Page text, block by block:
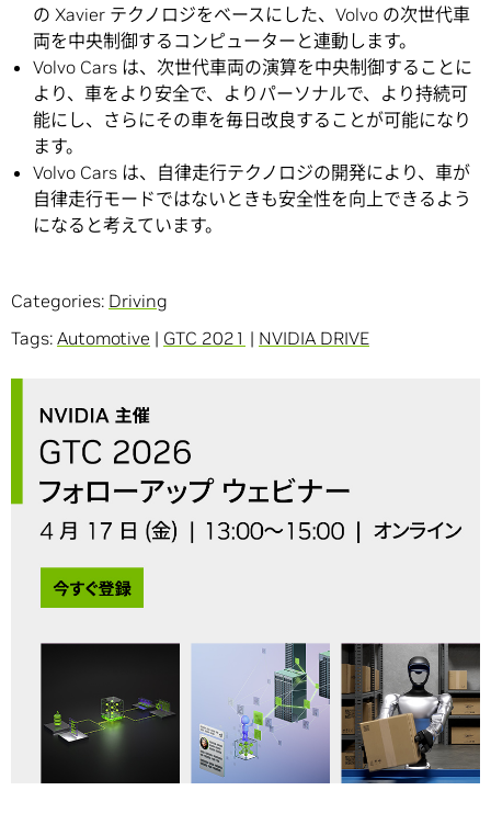
の Xavier テクノロジをベースにした、Volvo の次世代車
両を中央制御するコンピューターと連動します。
Volvo Cars は、次世代車両の演算を中央制御することに
より、車をより安全で、よりパーソナルで、より持続可
能にし、さらにその車を毎日改良することが可能になり
ます。
Volvo Cars は、自律走行テクノロジの開発により、車が
自律走行モードではないときも安全性を向上できるよう
になると考えています。
Categories: Driving
Tags: Automotive | GTC 2021 | NVIDIA DRIVE